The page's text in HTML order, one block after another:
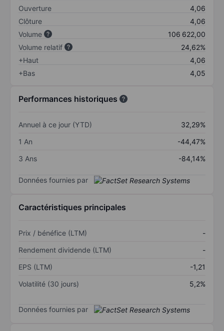
Ouverture
4,06
Clôture
4,06
Volume
106 622,00
Volume relatif
24,62%
+Haut
4,06
+Bas
4,05
Performances historiques
Annuel à ce jour (YTD)
32,29%
1 An
-44,47%
3 Ans
-84,14%
Données fournies par
Caractéristiques principales
Prix / bénéfice (LTM)
-
Rendement dividende (LTM)
-
EPS (LTM)
-1,21
Volatilité (30 jours)
5,2%
Données fournies par